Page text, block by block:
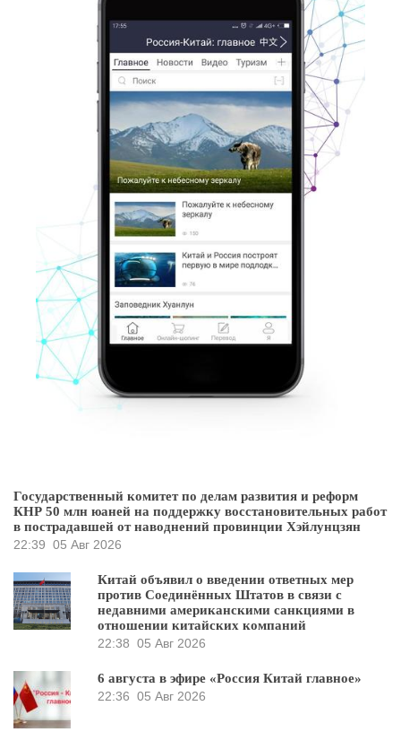
Государственный комитет по делам развития и реформ
КНР 50 млн юаней на поддержку восстановительных работ
в пострадавшей от наводнений провинции Хэйлунцзян
22:39 05 Авг 2026
Китай объявил о введении ответных мер
против Соединённых Штатов в связи с
недавними американскими санкциями в
отношении китайских компаний
22:38 05 Авг 2026
6 августа в эфире «Россия Китай главное»
22:36 05 Авг 2026